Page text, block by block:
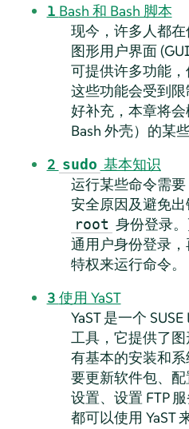
1 Bash 和 Bash 脚本
现今，许多人都
图形用户界面
可提供许多功能
这些功能会受到
好补充，本章将
Bash 外壳）的某些
2 sudo 基本知识
运行某些命令需
安全原因及避免
root 身份登录
通用户身份登录，
特权来运行命令。
3 使用 YaST
YaST 是一个
工具，它提供了
有基本的安装和
要更新软件包、
设置、设置 FTP
都可以使用 YaST